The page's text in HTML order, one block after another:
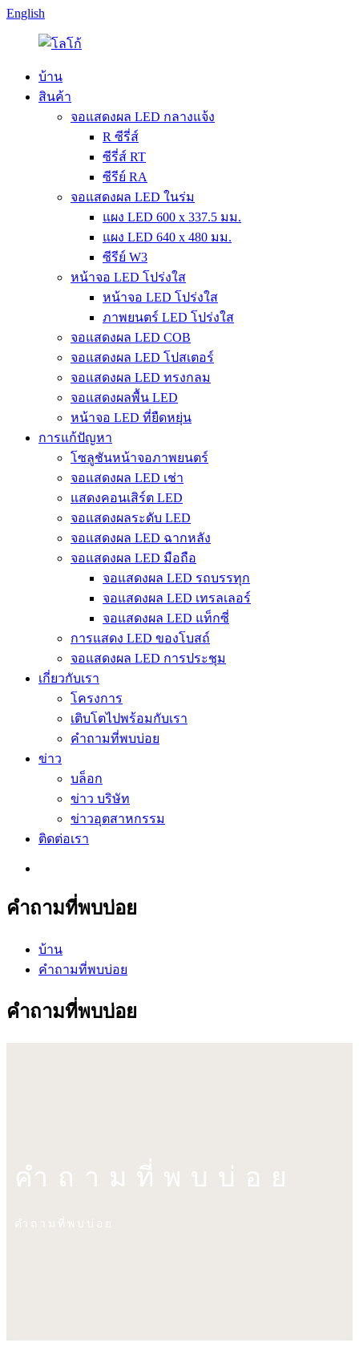
English
บ้าน
สินค้า
จอแสดงผล LED กลางแจ้ง
R ซีรี่ส์
ซีรี่ส์ RT
ซีรีย์ RA
จอแสดงผล LED ในร่ม
แผง LED 600 x 337.5 มม.
แผง LED 640 x 480 มม.
ซีรีย์ W3
หน้าจอ LED โปร่งใส
หน้าจอ LED โปร่งใส
ภาพยนตร์ LED โปร่งใส
จอแสดงผล LED COB
จอแสดงผล LED โปสเตอร์
จอแสดงผล LED ทรงกลม
จอแสดงผลพื้น LED
หน้าจอ LED ที่ยืดหยุ่น
การแก้ปัญหา
โซลูชันหน้าจอภาพยนตร์
จอแสดงผล LED เช่า
แสดงคอนเสิร์ต LED
จอแสดงผลระดับ LED
จอแสดงผล LED ฉากหลัง
จอแสดงผล LED มือถือ
จอแสดงผล LED รถบรรทุก
จอแสดงผล LED เทรลเลอร์
จอแสดงผล LED แท็กซี่
การแสดง LED ของโบสถ์
จอแสดงผล LED การประชุม
เกี่ยวกับเรา
โครงการ
เติบโตไปพร้อมกับเรา
คำถามที่พบบ่อย
ข่าว
บล็อก
ข่าว บริษัท
ข่าวอุตสาหกรรม
ติดต่อเรา
คำถามที่พบบ่อย
บ้าน
คำถามที่พบบ่อย
คำถามที่พบบ่อย
คำถามที่พบบ่อย
คำถามที่พบบ่อย